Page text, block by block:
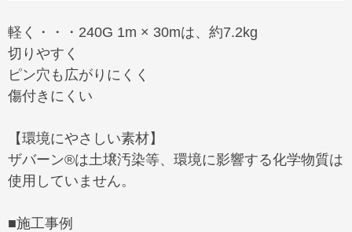
軽く・・・240G 1m × 30mは、約7.2kg
切りやすく
ピン穴も広がりにくく
傷付きにくい
【環境にやさしい素材】
ザバーン®は土壌汚染等、環境に影響する化学物質は
使用していません。
■施工事例